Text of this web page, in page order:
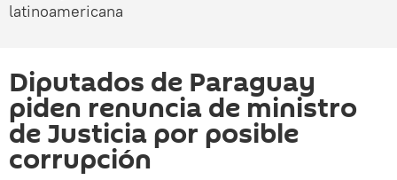
latinoamericana
Diputados de Paraguay
piden renuncia de ministro
de Justicia por posible
corrupción